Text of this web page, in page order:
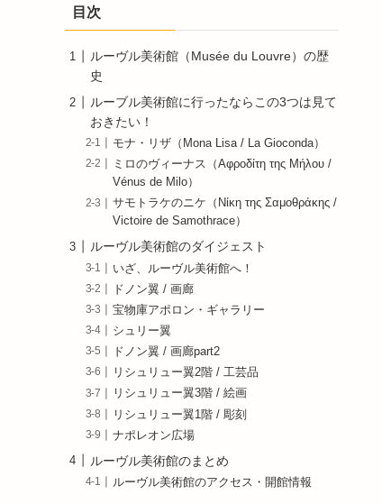
目次
ルーヴル美術館（Musée du Louvre）の歴
史
ルーブル美術館に行ったならこの3つは見て
おきたい！
モナ・リザ（Mona Lisa / La Gioconda）
ミロのヴィーナス（Αφροδίτη της Μήλου /
Vénus de Milo）
サモトラケのニケ（Νίκη της Σαμοθράκης /
Victoire de Samothrace）
ルーヴル美術館のダイジェスト
いざ、ルーヴル美術館へ！
ドノン翼 / 画廊
宝物庫アポロン・ギャラリー
シュリー翼
ドノン翼 / 画廊part2
リシュリュー翼2階 / 工芸品
リシュリュー翼3階 / 絵画
リシュリュー翼1階 / 彫刻
ナポレオン広場
ルーヴル美術館のまとめ
ルーヴル美術館のアクセス・開館情報